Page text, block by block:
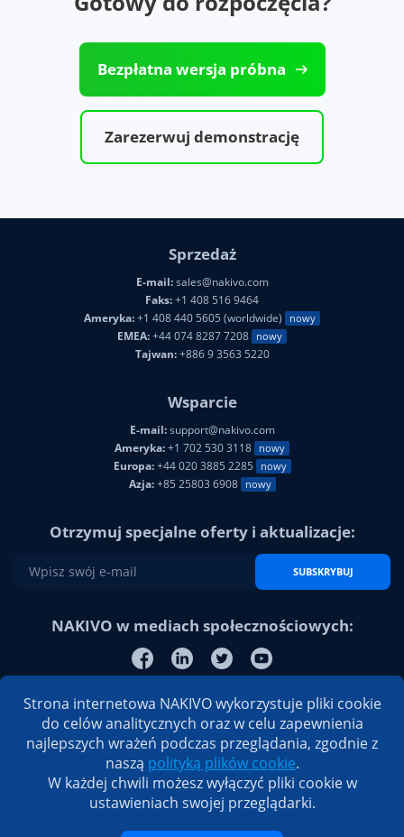
Bezpłatna wersja próbna
Zarezerwuj demonstrację
Sprzedaż
E-mail:sales@nakivo.com
Faks:+1 408 516 9464
Ameryka:+1 408 440 5605 (worldwide) nowy
EMEA:+44 074 8287 7208 nowy
Tajwan:+886 9 3563 5220
Wsparcie
E-mail:support@nakivo.com
Ameryka:+1 702 530 3118 nowy
Europa:+44 020 3885 2285 nowy
Azja:+85 25803 6908 nowy
Otrzymuj specjalne oferty i aktualizacje:
SUBSKRYBUJ
NAKIVO w mediach społecznościowych:
Strona internetowa NAKIVO wykorzystuje pliki cookie
do celów analitycznych oraz w celu zapewnienia
najlepszych wrażeń podczas przeglądania, zgodnie z
naszą polityką plików cookie.
W każdej chwili możesz wyłączyć pliki cookie w
ustawieniach swojej przeglądarki.